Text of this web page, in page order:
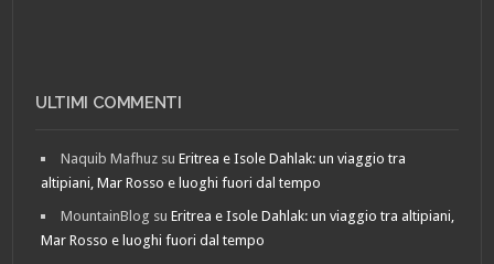
ULTIMI COMMENTI
Naquib Mafhuz suEritrea e Isole Dahlak: un viaggio tra
altipiani, Mar Rosso e luoghi fuori dal tempo
MountainBlog suEritrea e Isole Dahlak: un viaggio tra altipiani,
Mar Rosso e luoghi fuori dal tempo